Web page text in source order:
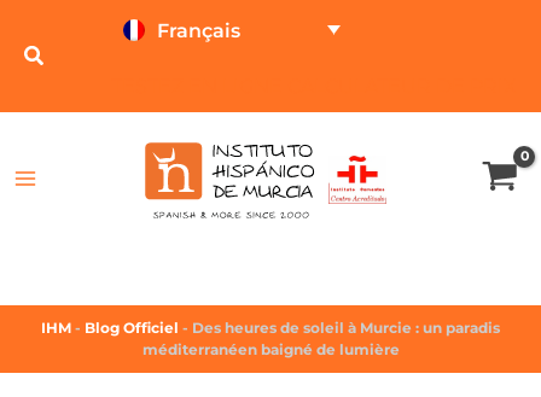
Français
IHM - Blog Officiel - Des heures de soleil à Murcie : un paradis
méditerranéen baigné de lumière